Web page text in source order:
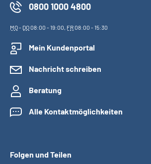
0800 1000 4800
MO- DO08:00 - 19:00, FR08:00 - 15:30
Mein Kundenportal
Nachricht schreiben
Beratung
Alle Kontaktmöglichkeiten
Folgen und Teilen